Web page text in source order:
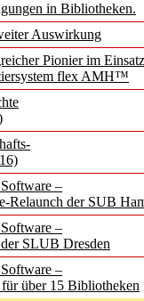
in Bibliotheken.
Auswirkung
Pionier im
flex AMH™
–
Relaunch der SUB
–
SLUB Dresden
–
über 15 Bibliotheken
Welt
bis
in der
Media